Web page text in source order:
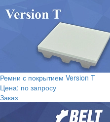
Ремни с покрытием Version T
Цена: по запросу
Заказ